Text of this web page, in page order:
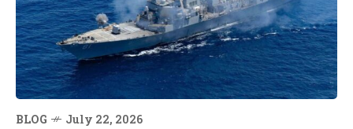
BLOG July 22, 2026